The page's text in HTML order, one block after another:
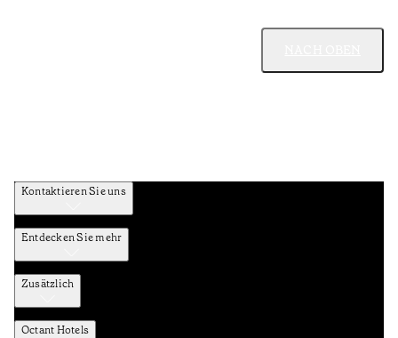
Kontaktieren Sie uns
Entdecken Sie mehr
Zusätzlich
Octant Hotels